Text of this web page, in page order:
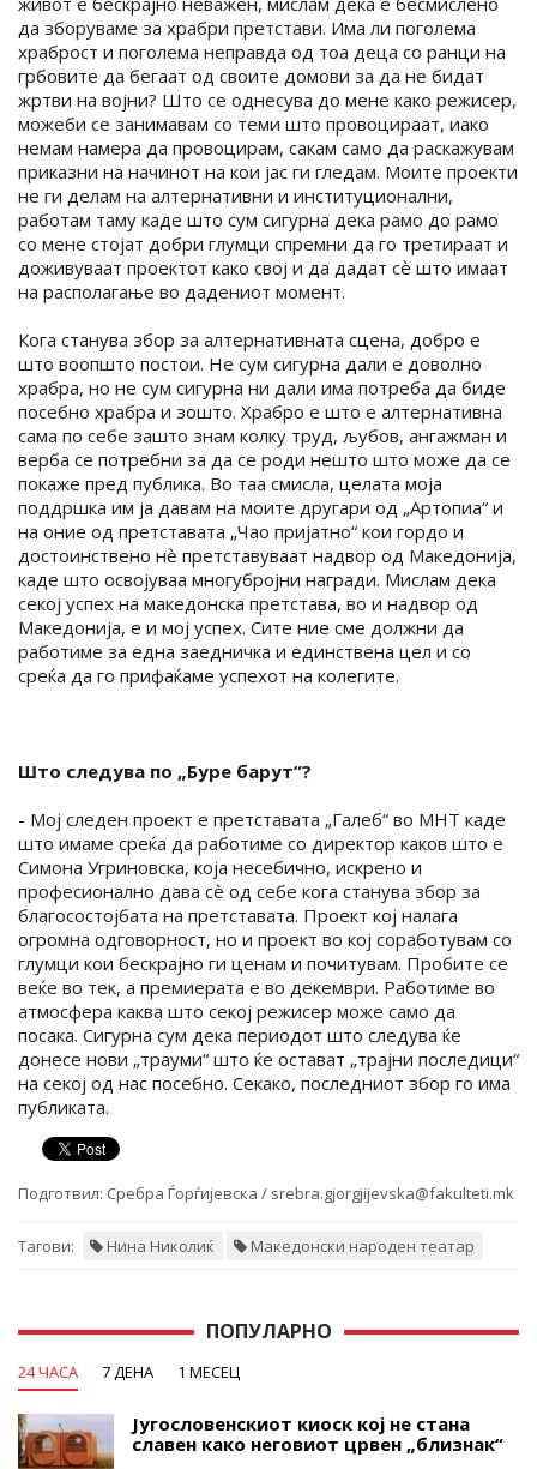
да зборуваме за храбри претстави. Има ли поголема
храброст и поголема неправда од тоа деца со ранци на
грбовите да бегаат од своите домови за да не бидат
жртви на војни? Што се однесува до мене како режисер,
можеби се занимавам со теми што провоцираат, иако
немам намера да провоцирам, сакам само да раскажувам
приказни на начинот на кои јас ги гледам. Моите проекти
не ги делам на алтернативни и институционални,
работам таму каде што сум сигурна дека рамо до рамо
со мене стојат добри глумци спремни да го третираат и
доживуваат проектот како свој и да дадат сѐ што имаат
на располагање во дадениот момент.
Кога станува збор за алтернативната сцена, добро е
што воопшто постои. Не сум сигурна дали е доволно
храбра, но не сум сигурна ни дали има потреба да биде
посебно храбра и зошто. Храбро е што е алтернативна
сама по себе зашто знам колку труд, љубов, ангажман и
верба се потребни за да се роди нешто што може да се
покаже пред публика. Во таа смисла, целата моја
поддршка им ја давам на моите другари од „Артопиа“ и
на оние од претставата „Чао пријатно“ кои гордо и
достоинствено нѐ претставуваат надвор од Македонија,
каде што освојуваа многубројни награди. Мислам дека
секој успех на македонска претстава, во и надвор од
Македонија, е и мој успех. Сите ние сме должни да
работиме за една заедничка и единствена цел и со
среќа да го прифаќаме успехот на колегите.
Што следува по „Буре барут“?
- Мој следен проект е претставата „Галеб“ во МНТ каде
што имаме среќа да работиме со директор каков што е
Симона Угриновска, која несебично, искрено и
професионално дава сѐ од себе кога станува збор за
благосостојбата на претставата. Проект кој налага
огромна одговорност, но и проект во кој соработувам со
глумци кои бескрајно ги ценам и почитувам. Пробите се
веќе во тек, а премиерата е во декември. Работиме во
атмосфера каква што секој режисер може само да
посака. Сигурна сум дека периодот што следува ќе
донесе нови „трауми“ што ќе остават „трајни последици“
на секој од нас посебно. Секако, последниот збор го има
публиката.
Подготвил: Сребра Ѓорѓијевска / srebra.gjorgjijevska@fakulteti.mk
Тагови: Нина Николиќ Македонски народен театар
ПОПУЛАРНО
24 ЧАСА 7 ДЕНА 1 МЕСЕЦ
Југословенскиот киоск кој не стана
славен како неговиот црвен „близнак“